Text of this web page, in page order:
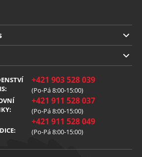
+421 903 528 039
(Po-Pá 8:00-15:00)
+421 911 528 037
(Po-Pá 8:00-15:00)
+421 911 528 049
(Po-Pá 8:00-15:00)